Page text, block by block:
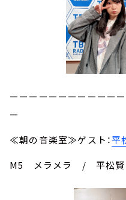
ーーーーーーーーーーー
ー
≪朝の音楽室≫ゲスト：平
M5 メラメラ / 平松賢